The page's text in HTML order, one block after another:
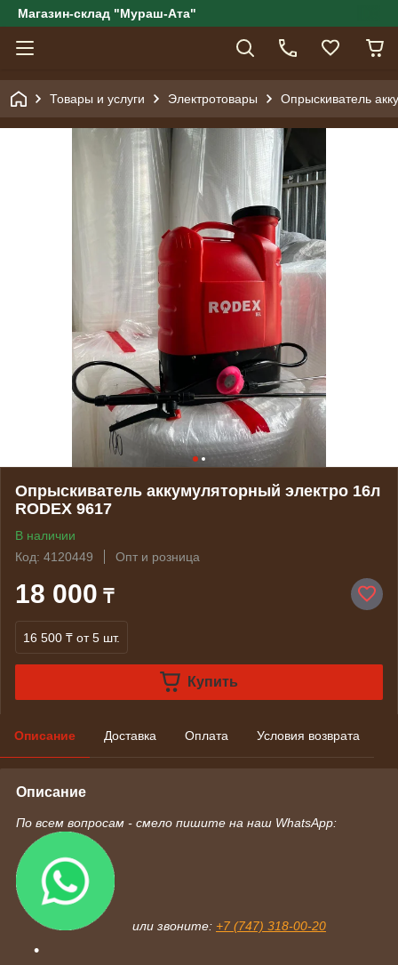
Магазин-склад "Мураш-Ата"
Товары и услуги Электротовары Опрыскиватель
Опрыскиватель аккумуляторный электро 16л
RODEX 9617
В наличии
Код: 4120449
Опт и розница
18 000 ₸
16 500 ₸ от 5 шт.
Купить
Описание Доставка Оплата Условия возврата
Описание
По всем вопросам - смело пишите на наш WhatsApp:
или звоните: +7 (747) 318-00-20